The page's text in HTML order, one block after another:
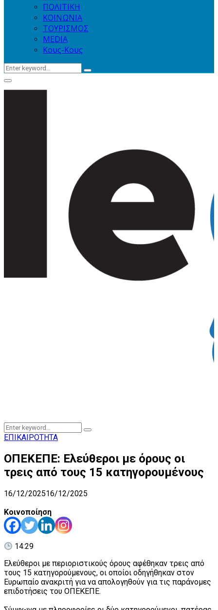
ΠΟΛΙΤΙΚΗ
ΚΟΙΝΩΝΙΑ
ΤΟΥΡΙΣΜΟΣ
MEDIA
Κους-Κους
Search
Search
Primary
Menu
Search
for:
Search
ΕΠΙΚΑΙΡΟΤΗΤΑ
ΟΠΕΚΕΠΕ: Ελεύθεροι με όρους οι
τρεις από τους 15 κατηγορουμένους
16/12/202516/12/2025
Κοινοποίηση
14:29
Ελεύθεροι με περιοριστικούς όρους αφέθηκαν τρεις από
τους 15 κατηγορούμενους, οι οποίοι οδηγήθηκαν στον
Ευρωπαίο ανακριτή για να απολογηθούν για τις παράνομες
επιδοτήσεις του ΟΠΕΚΕΠΕ.